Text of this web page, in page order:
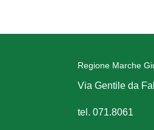
Regione Marche
Via Gentile da
tel. 071.8061